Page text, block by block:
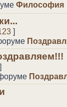
Философия
]
]